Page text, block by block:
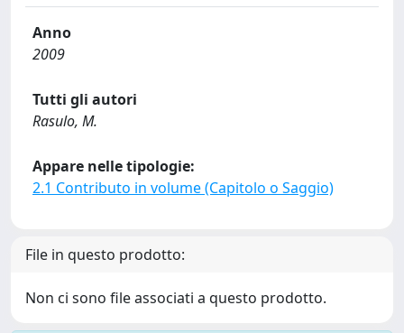
Anno
2009
Tutti gli autori
Rasulo, M.
Appare nelle tipologie:
2.1 Contributo in volume (Capitolo o Saggio)
File in questo prodotto:
Non ci sono file associati a questo prodotto.